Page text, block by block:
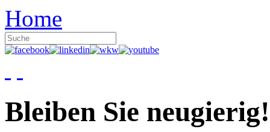
Home
Bleiben Sie neugierig!